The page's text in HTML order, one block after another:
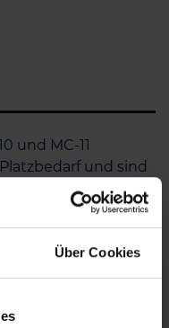
Über Cookies
und MC-11
und sind
bis
sek zum arbeiten
verstellbarer